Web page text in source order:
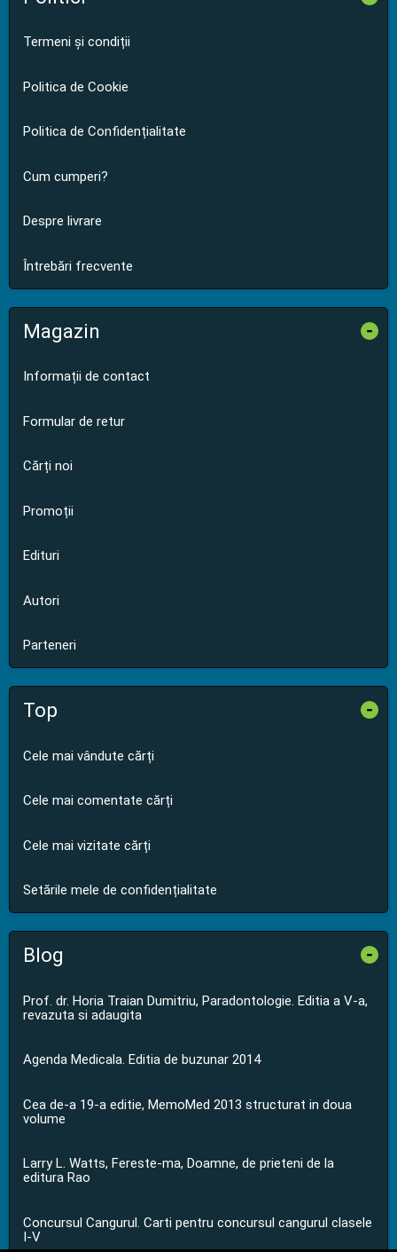
Termeni și condiții
Politica de Cookie
Politica de Confidențialitate
Cum cumperi?
Despre livrare
Întrebări frecvente
Magazin -
Informații de contact
Formular de retur
Cărți noi
Promoții
Edituri
Autori
Parteneri
Top -
Cele mai vândute cărți
Cele mai comentate cărți
Cele mai vizitate cărți
Setările mele de confidențialitate
Blog -
Prof. dr. Horia Traian Dumitriu, Paradontologie. Editia a V-a,
revazuta si adaugita
Agenda Medicala. Editia de buzunar 2014
Cea de-a 19-a editie, MemoMed 2013 structurat in doua
volume
Larry L. Watts, Fereste-ma, Doamne, de prieteni de la
editura Rao
Concursul Cangurul. Carti pentru concursul cangurul clasele
I-V